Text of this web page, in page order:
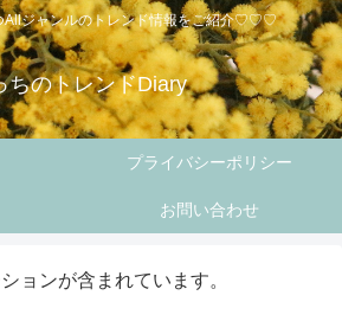
Allジャンルのトレンド情報をご紹介♡♡♡
ちのトレンドDiary
プライバシーポリシー
お問い合わせ
ョンが含まれています。